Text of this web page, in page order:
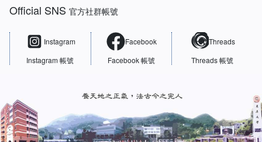
Official SNS官方社群帳號
Instagram
Instagram 帳號
Facebook
Facebook 帳號
Threads
Threads 帳號